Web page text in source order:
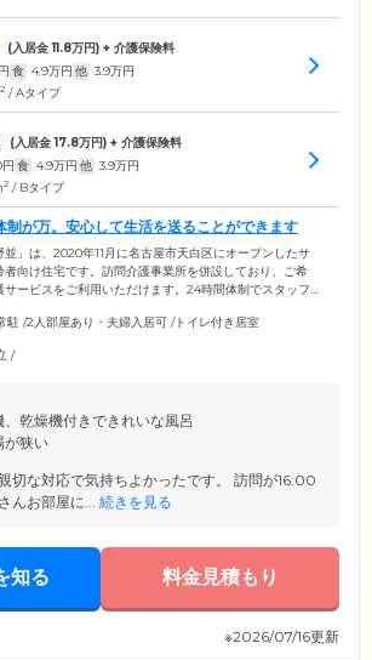
(入居金11.8万円) + 介護保険料
食 4.9万円 他 3.9万円
2 / Aタイプ
(入居金17.8万円) + 介護保険料
円 食 4.9万円 他 3.9万円
2 / Bタイプ
制が万。安心して生活を送ることができます
並」は、2020年11月に名古屋市天白区にオープンしたサ
者向け住宅です。訪問介護事業所を併設しており、ご希
サービスをご利用いただけます。24時間体制でスタッフ
否確認や緊急時の対応など、ご入居のみなさまの日常
が困難になった際には往診を実施。当施設は、全国に
駐 /2人部屋あり・夫婦入居可 /トイレ付き居室
/
、乾燥機付きできれいな風呂
が狭い
切な対応で気持ちよかったです。 訪問が16:00
んお部屋に... 続きを見る
知る 料金見積もり
※2026/07/16更新